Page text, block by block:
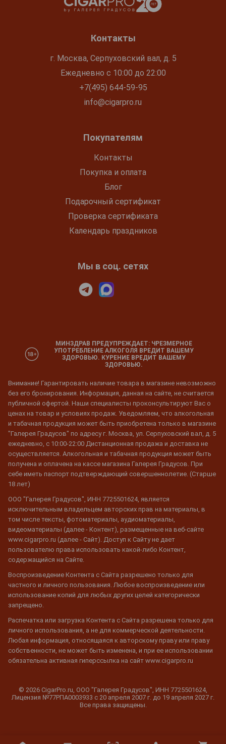
Контакты
г. Москва, Серпуховский вал, д. 5
Ежедневно с 10:00 до 22:00
+7(495) 644-59-95
info@cigarpro.ru
Покупателям
Контакты
Покупка и оплата
Блог
Подарочный сертификат
Проверка сертификата
Календарь праздников
Мы в соц. сетях
МИНЗДРАВ ПРЕДУПРЕЖДАЕТ: ЧРЕЗМЕРНОЕ
УПОТРЕБЛЕНИЕ АЛКОГОЛЯ ВРЕДИТ ВАШЕМУ
ЗДОРОВЬЮ. КУРЕНИЕ ВРЕДИТ ВАШЕМУ
ЗДОРОВЬЮ.
Внимание! Гарантировать наличие товара в магазине невозможно
без его бронирования. Информация, данная на сайте, не считается
публичной офертой. Наши специалисты проконсультируют Вас о
ценах на товар и условиях продаж. Уведомляем, что алкогольная
и табачная продукция может быть приобретена только в магазине
"Галерея Градусов" по адресу г. Москва, ул. Серпуховский вал, д. 5
ежедневно, с 10:00-22:00 Дистанционная продажа и доставка не
осуществляется. Алкогольная и табачная продукция может быть
получена и оплачена на кассе магазина Галерея Градусов. При
себе иметь паспорт подтверждающий совершеннолетие. (Старше
18 лет)
ООО "Галерея Градусов", ИНН 7725501624, является
исключительным владельцем авторских прав на материалы, в
том числе тексты, фотоматериалы, аудиоматериалы,
видеоматериалы (далее - Контент), размещенные на веб-сайте
www.cigarpro.ru (далее - Сайт). Доступ к Сайту не дает
пользователю права использовать какой-либо Контент,
содержащийся на Сайте.
Воспроизведение Контента с Сайта разрешено только для
частного и личного пользования. Любое воспроизведение или
использование копий для любых других целей категорически
запрещено.
Распечатка или загрузка Контента с Сайта разрешена только для
личного использования, а не для коммерческой деятельности.
Любая информация, относящаяся к авторскому праву или праву
собственности, не может быть изменена, и при ее использовании
обязательна активная гиперссылка на сайт www.cigarpro.ru
© 2026 CigarPro.ru, ООО "Галерея Градусов", ИНН 7725501624,
Лицензия №77РПА0003933 c 20 апреля 2007 г. до 19 апреля 2027 г.
Все права защищены.